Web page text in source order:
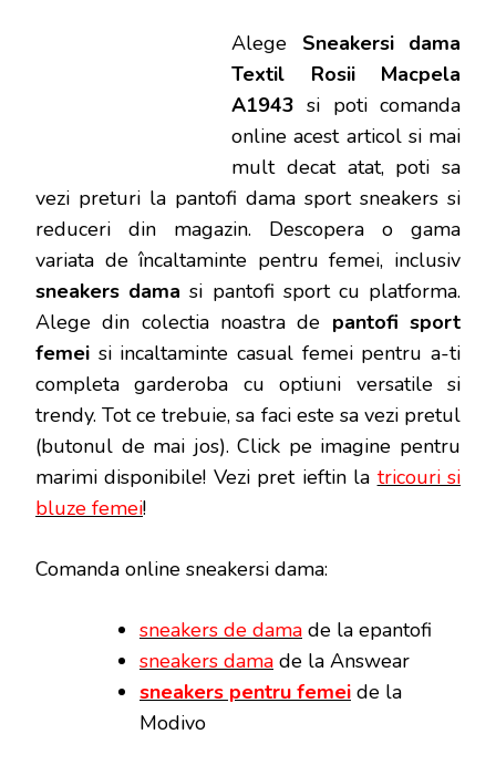
Alege Sneakersi dama
Textil Rosii Macpela
A1943 si poti comanda
online acest articol si mai
mult decat atat, poti sa
vezi preturi la pantofi dama sport sneakers si
reduceri din magazin. Descopera o gama
variata de încaltaminte pentru femei, inclusiv
sneakers dama si pantofi sport cu platforma.
Alege din colectia noastra de pantofi sport
femei si incaltaminte casual femei pentru a-ti
completa garderoba cu optiuni versatile si
trendy.Tot ce trebuie, sa faci este sa vezi pretul
(butonul de mai jos). Click pe imagine pentru
marimi disponibile! Vezi pret ieftin la tricouri si
bluze femei!
Comanda online sneakersi dama:
sneakers de dama de la epantofi
sneakers dama de la Answear
sneakers pentru femei de la
Modivo